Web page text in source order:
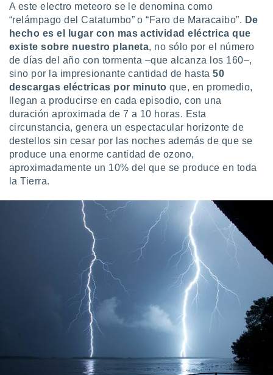
únicos
similares
como
este sitio
IP
de
A este electro meteoro se le denomina como
“relámpago del Catatumbo” o “Faro de Maracaibo”. De
hecho es el lugar con mas actividad eléctrica que
existe sobre nuestro planeta, no sólo por el número
de días del año con tormenta –que alcanza los 160–,
sino por la impresionante cantidad de hasta50
descargas eléctricas por minuto que, en promedio,
llegan a producirse en cada episodio, con una
duración aproximada de 7 a 10 horas. Esta
circunstancia, genera un espectacular horizonte de
destellos sin cesar por las noches además de que se
produce una enorme cantidad de ozono,
aproximadamente un 10% del que se produce en toda
la Tierra.